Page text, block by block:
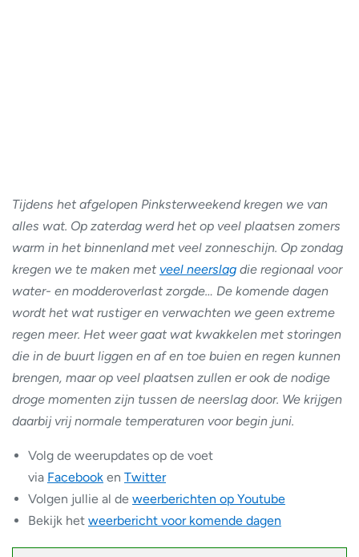
Tijdens het afgelopen Pinksterweekend kregen we van
alles wat. Op zaterdag werd het op veel plaatsen zomers
warm in het binnenland met veel zonneschijn. Op zondag
kregen we te maken met veel neerslag die regionaal voor
water- en modderoverlast zorgde… De komende dagen
wordt het wat rustiger en verwachten we geen extreme
regen meer. Het weer gaat wat kwakkelen met storingen
die in de buurt liggen en af en toe buien en regen kunnen
brengen, maar op veel plaatsen zullen er ook de nodige
droge momenten zijn tussen de neerslag door. We krijgen
daarbij vrij normale temperaturen voor begin juni.
Volg de weerupdates op de voet
via Facebook en Twitter
Volgen jullie al de weerberichten op Youtube
Bekijk het weerbericht voor komende dagen